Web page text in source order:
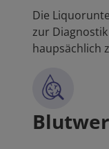
Die
zur
haupsächlich